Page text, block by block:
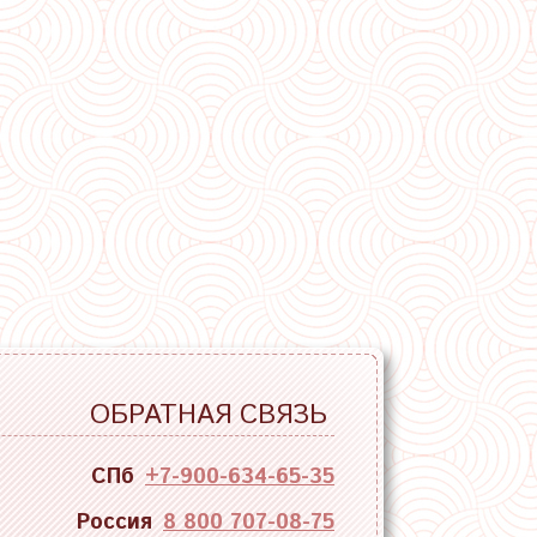
ОБРАТНАЯ СВЯЗЬ
СПб +7-900-634-65-35
Россия 8 800 707-08-75